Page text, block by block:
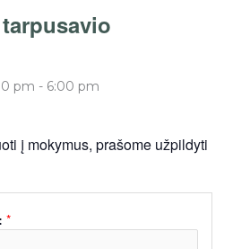
pm - 6:00 pm
į mokymus, prašome užpildyti
*